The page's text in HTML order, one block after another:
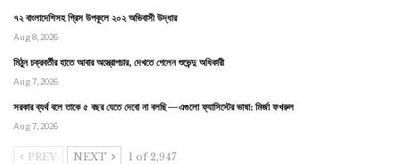
৭২ বাংলাদেশিসহ গ্রিস উপকূলে ২০২ অভিবাসী উদ্ধার
Aug 8, 2026
মিঠুন চক্রবর্তীর হাতে আবার অস্ত্রোপচার, দেখতে গেলেন শুভেন্দু অধিকারী
Aug 7, 2026
সরকার ব্যর্থ বলে তাকে ৫ বছর যেতে দেবো না বলছি—এগুলো ফ্যাসিস্টের ভাষা: মির্জা ফখরুল
Aug 7, 2026
PREV NEXT 1 of 2,947